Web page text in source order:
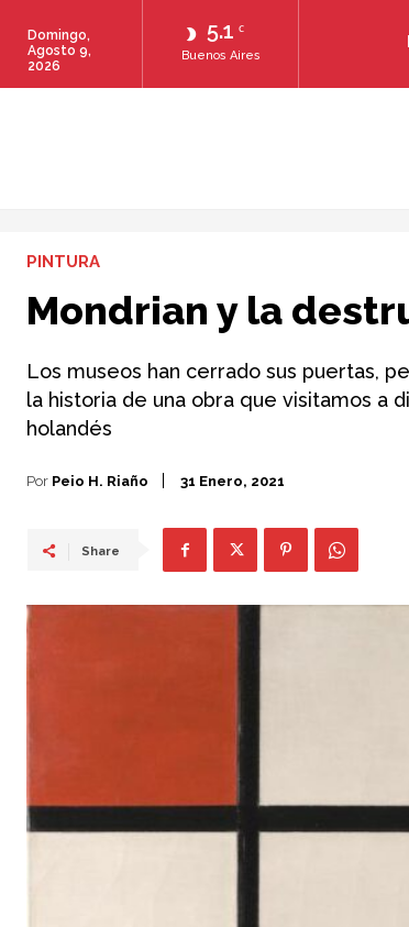
5.1 C
Buenos Aires
Domingo,
Agosto 9,
2026
PINTURA
Mondrian y la
Los museos han cerrado sus puertas,
la historia de una obra que visitamos a
holandés
Por Peio H. Riaño 31 Enero, 2021
Share